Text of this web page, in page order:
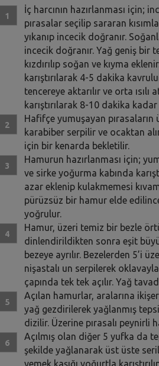
İç harcının hazırlanması için;
pırasalar seçilip sararan
yıkanıp incecik doğranır.
incecik doğranır. Yağ geniş bir
kızdırılıp soğan ve kıyma
karıştırılarak 4-5 dakika
tencereye aktarılır ve orta ısılı
karıştırılarak 8-10 dakika
Hafifçe yumuşayan pırasaların
karabiber serpilir ve ocaktan
için bir kenarda bekletilir.
Hamurun hazırlanması için;
ve sirke yoğurma kabında
azar eklenip kulakmemesi
pürüzsüz bir hamur elde
yoğrulur.
Hamur, üzeri temiz bir bezle
dinlendirildikten sonra eşit
bezeye ayrılır. Bezelerden 5’i
nişastalı un serpilerek
çapında tek tek açılır. Yağ
Açılan hamurlar, aralarına ikişer
yağ gezdirilerek yağlanmış
dizilir. Üzerine pırasalı peynirli
Açılmış olan diğer 5 yufka da
şekilde yağlanarak üst üste
yemek kaşığı yoğurtla